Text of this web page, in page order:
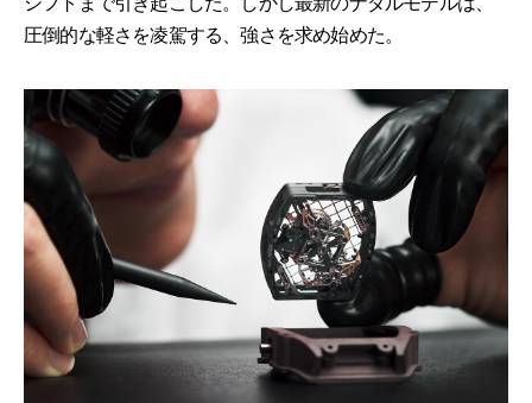
圧倒的な軽さを凌駕する、強さを求め始めた。